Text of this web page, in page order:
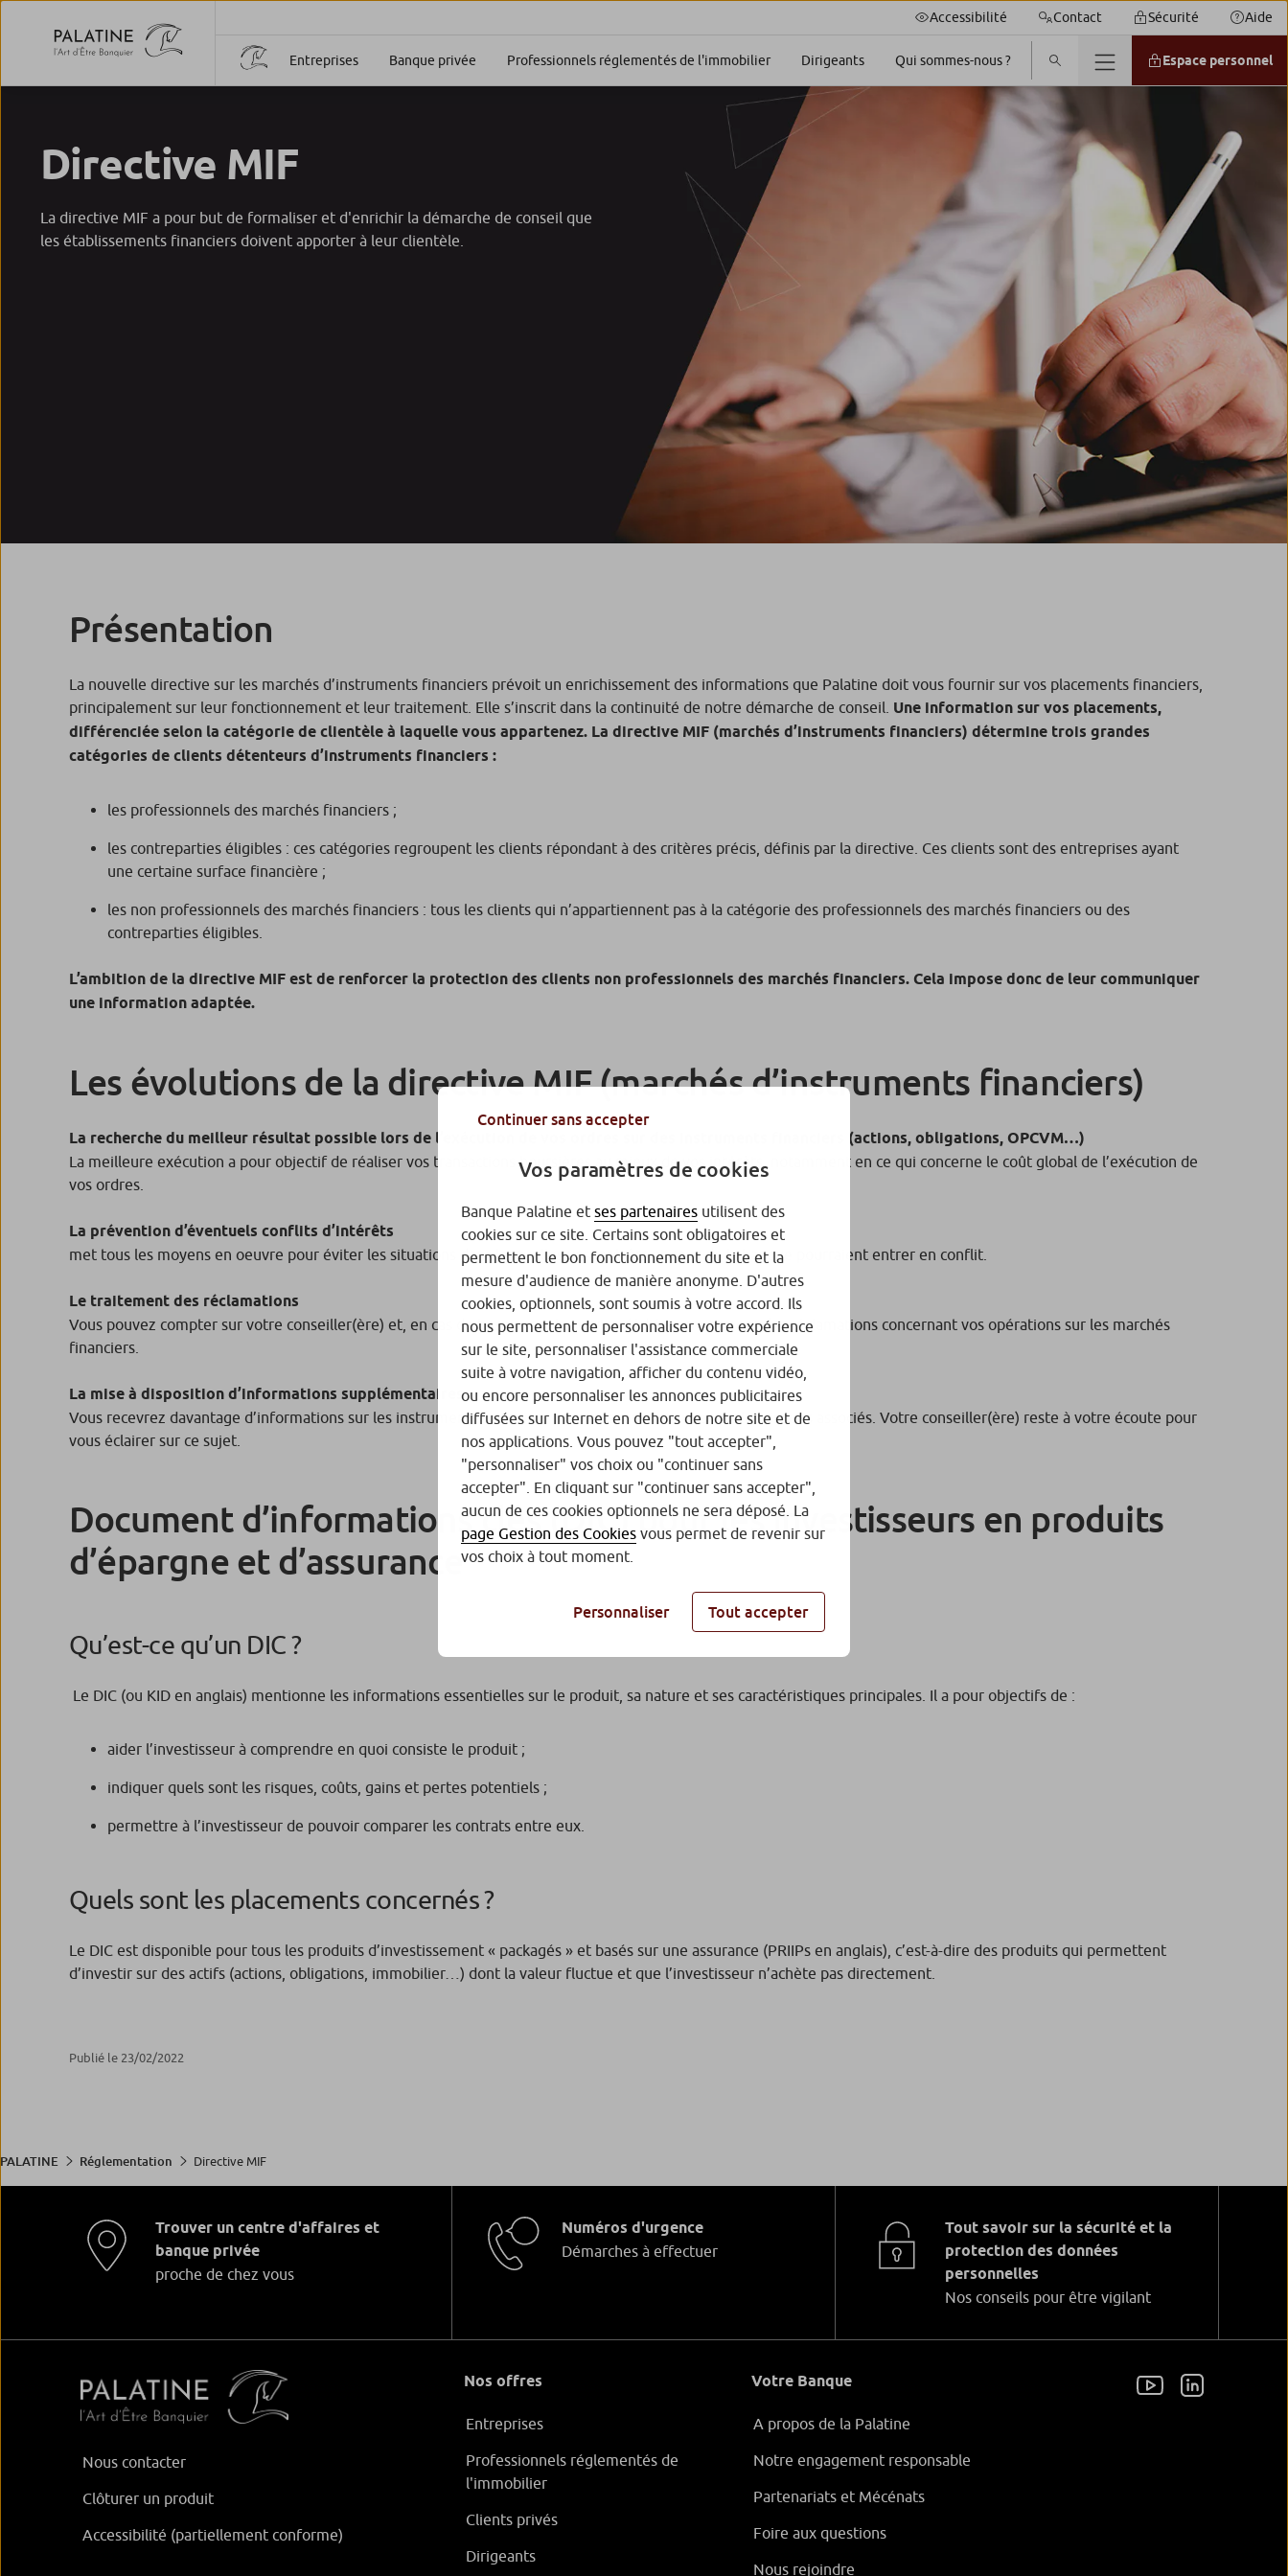
Accessibilité Contact Sécurité Aide
Entreprises Banque privée Professionnels réglementés de l'immobilier Dirigeants Qui sommes-nous ? Espace personnel
Directive MIF
​La directive MIF a pour but de formaliser et d'enrichir la démarche de conseil que
les établissements financiers doivent apporter à leur clientèle.
Présentation
La nouvelle directive sur les marchés d’instruments financiers prévoit un enrichissement des informations que Palatine doit vous fournir sur vos placements financiers,
principalement sur leur fonctionnement et leur traitement. Elle s’inscrit dans la continuité de notre démarche de conseil. Une information sur vos placements,
différenciée selon la catégorie de clientèle à laquelle vous appartenez. La directive MIF (marchés d’instruments financiers) détermine trois grandes
catégories de clients détenteurs d’instruments financiers :
les professionnels des marchés financiers ;
les contreparties éligibles : ces catégories regroupent les clients répondant à des critères précis, définis par la directive. Ces clients sont des entreprises ayant
une certaine surface financière ;
les non professionnels des marchés financiers : tous les clients qui n’appartiennent pas à la catégorie des professionnels des marchés financiers ou des
contreparties éligibles.
L’ambition de la directive MIF est de renforcer la protection des clients non professionnels des marchés financiers. Cela impose donc de leur communiquer
une information adaptée.
Les évolutions de la directive MIF (marchés d’instruments financiers)
La recherche du meilleur résultat possible lors de l’exécution de vos ordres sur des instruments financiers (actions, obligations, OPCVM…)
La meilleure exécution a pour objectif de réaliser vos transactions boursières au mieux de vos intérêts, notamment en ce qui concerne le coût global de l’exécution de
vos ordres.
La prévention d’éventuels conflits d’intérêts
met tous les moyens en oeuvre pour éviter les situations dans lesquelles vos intérêts et ceux de la banque pourraient entrer en conflit.
Le traitement des réclamations
Vous pouvez compter sur votre conseiller(ère) et, en cas de besoin, sur le service dédié au traitement des réclamations concernant vos opérations sur les marchés
financiers.
La mise à disposition d’informations supplémentaires
Vous recevrez davantage d’informations sur les instruments financiers proposés, en particulier sur les risques associés. Votre conseiller(ère) reste à votre écoute pour
vous éclairer sur ce sujet.
Document d’informations clés (DIC) pour les investisseurs en produits
d’épargne et d’assurance
Qu’est-ce qu’un DIC ?
Le DIC (ou KID en anglais) mentionne les informations essentielles sur le produit, sa nature et ses caractéristiques principales. Il a pour objectifs de :
aider l’investisseur à comprendre en quoi consiste le produit ;
indiquer quels sont les risques, coûts, gains et pertes potentiels ;
permettre à l’investisseur de pouvoir comparer les contrats entre eux.
Quels sont les placements concernés ?
Le DIC est disponible pour tous les produits d’investissement « packagés » et basés sur une assurance (PRIIPs en anglais), c’est-à-dire des produits qui permettent
d’investir sur des actifs (actions, obligations, immobilier…) dont la valeur fluctue et que l’investisseur n’achète pas directement.
Publié le 23/02/2022
PALATINE Réglementation Directive MIF
Trouver un centre d'affaires et
banque privée
proche de chez vous
Numéros d'urgence
Démarches à effectuer
Tout savoir sur la sécurité et la
protection des données
personnelles
Nos conseils pour être vigilant
Nous contacter
Clôturer un produit
Accessibilité (partiellement conforme)
Nos offres
Entreprises
Professionnels réglementés de
l'immobilier
Clients privés
Dirigeants
Votre Banque
A propos de la Palatine
Notre engagement responsable
Partenariats et Mécénats
Foire aux questions
Nous rejoindre
Continuer sans accepter
Vos paramètres de cookies
Banque Palatine et ses partenaires utilisent des
cookies sur ce site. Certains sont obligatoires et
permettent le bon fonctionnement du site et la
mesure d'audience de manière anonyme. D'autres
cookies, optionnels, sont soumis à votre accord. Ils
nous permettent de personnaliser votre expérience
sur le site, personnaliser l'assistance commerciale
suite à votre navigation, afficher du contenu vidéo,
ou encore personnaliser les annonces publicitaires
diffusées sur Internet en dehors de notre site et de
nos applications. Vous pouvez "tout accepter",
"personnaliser" vos choix ou "continuer sans
accepter". En cliquant sur "continuer sans accepter",
aucun de ces cookies optionnels ne sera déposé. La
page Gestion des Cookies vous permet de revenir sur
vos choix à tout moment.
Personnaliser Tout accepter